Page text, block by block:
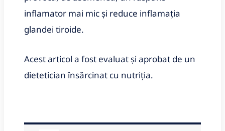
inflamator mai mic și reduce inflamația
glandei tiroide.
Acest articol a fost evaluat și aprobat de un
dietetician însărcinat cu nutriția.